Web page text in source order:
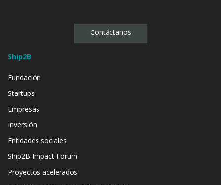
Contáctanos
Ship2B
Fundación
Startups
Empresas
Inversión
Entidades sociales
Ship2B Impact Forum
Proyectos acelerados